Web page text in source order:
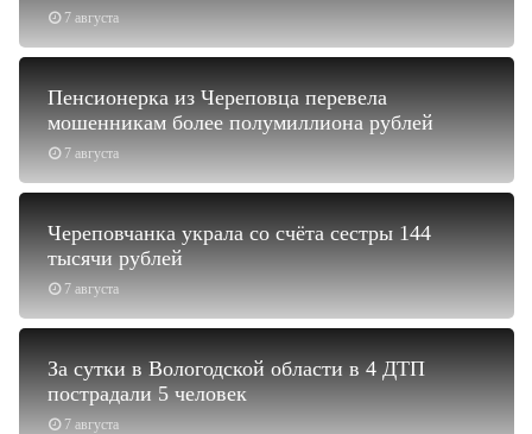
7 августа
7 августа
Пенсионерка из Череповца перевела
мошенникам более полумиллиона рублей
7 августа
Череповчанка украла со счёта сестры 144
тысячи рублей
7 августа
За сутки в Вологодской области в 4 ДТП
пострадали 5 человек